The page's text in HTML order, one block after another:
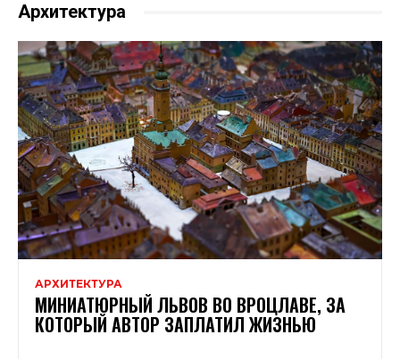
Архитектура
АРХИТЕКТУРА
МИНИАТЮРНЫЙ ЛЬВОВ ВО ВРОЦЛАВЕ, ЗА
КОТОРЫЙ АВТОР ЗАПЛАТИЛ ЖИЗНЬЮ